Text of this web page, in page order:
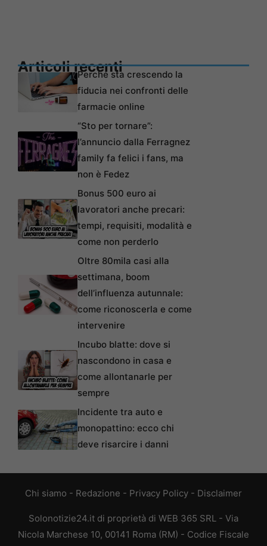
Articoli recentiPerché sta crescendo la
fiducia nei confronti delle
farmacie online
“Sto per tornare”:
l’annuncio dalla Ferragnez
family fa felici i fans, ma
non è Fedez
Bonus 500 euro ai
lavoratori anche precari:
tempi, requisiti, modalità e
come non perderlo
Oltre 80mila casi alla
settimana, boom
dell’influenza autunnale:
come riconoscerla e come
intervenire
Incubo blatte: dove si
nascondono in casa e
come allontanarle per
sempre
Incidente tra auto e
monopattino: ecco chi
deve risarcire i danni
Chi siamo - Redazione - Privacy Policy - Disclaimer
Solonotizie24.it di proprietà di WEB 365 SRL - Via
Nicola Marchese 10, 00141 Roma (RM) - Codice Fiscale